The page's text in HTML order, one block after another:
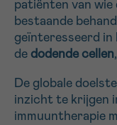
patiënten van
bestaande
geïnteresseerd in
de dodende cellen
De globale
inzicht te krijgen
immuuntherapie
Ja, stuur mij
Ik aanvaard de
*VERPLICHT VELD
Sturen